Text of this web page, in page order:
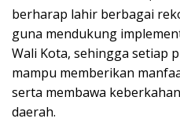
berharap lahir berbagai
guna mendukung
Wali Kota, sehingga setiap
mampu memberikan
serta membawa
daerah.